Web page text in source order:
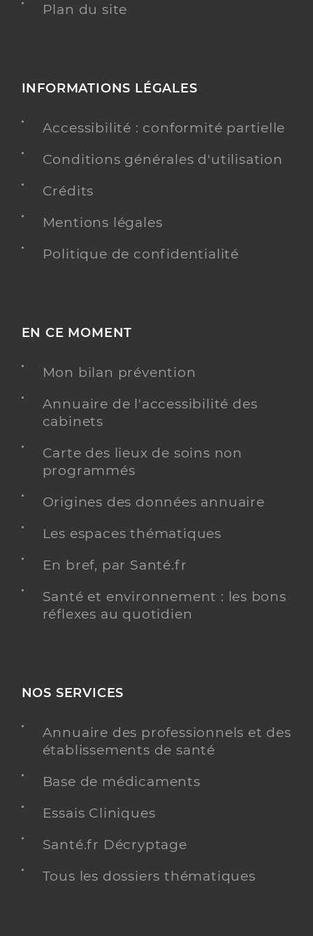
Plan du site
INFORMATIONS LÉGALES
Accessibilité : conformité partielle
Conditions générales d'utilisation
Crédits
Mentions légales
Politique de confidentialité
EN CE MOMENT
Mon bilan prévention
Annuaire de l'accessibilité des
cabinets
Carte des lieux de soins non
programmés
Origines des données annuaire
Les espaces thématiques
En bref, par Santé.fr
Santé et environnement : les bons
réflexes au quotidien
NOS SERVICES
Annuaire des professionnels et des
établissements de santé
Base de médicaments
Essais Cliniques
Santé.fr Décryptage
Tous les dossiers thématiques